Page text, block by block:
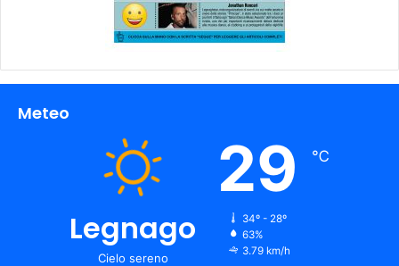
Meteo
Legnago
Cielo sereno
29 ℃
34º - 28º
63%
3.79 km/h